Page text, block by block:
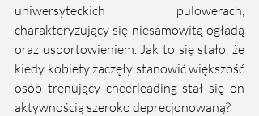
uniwersyteckich pulowerach,
charakteryzujący się niesamowitą ogładą
oraz usportowieniem. Jak to się stało, że
kiedy kobiety zaczęły stanowić większość
osób trenujący cheerleading stał się on
aktywnością szeroko deprecjonowaną?